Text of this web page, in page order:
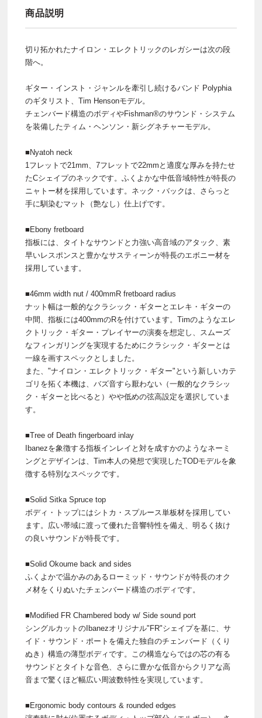
商品説明
切り拓かれたナイロン・エレクトリックのレガシーは次の段
階へ。
ギター・インスト・ジャンルを牽引し続けるバンド Polyphia
のギタリスト、Tim Hensonモデル。
チェンバード構造のボディやFishman®のサウンド・システム
を装備したティム・ヘンソン・新シグネチャーモデル。
■Nyatoh neck
1フレットで21mm、7フレットで22mmと適度な厚みを持たせ
たCシェイプのネックです。ふくよかな中低音域特性が特長の
ニャトー材を採用しています。ネック・バックは、さらっと
手に馴染むマット（艶なし）仕上げです。
■Ebony fretboard
指板には、タイトなサウンドと力強い高音域のアタック、素
早いレスポンスと豊かなサスティーンが特長のエボニー材を
採用しています。
■46mm width nut / 400mmR fretboard radius
ナット幅は一般的なクラシック・ギターとエレキ・ギターの
中間、指板には400mmのRを付けています。Timのようなエレ
クトリック・ギター・プレイヤーの演奏を想定し、スムーズ
なフィンガリングを実現するためにクラシック・ギターとは
一線を画すスペックとしました。
また、"ナイロン・エレクトリック・ギター"という新しいカテ
ゴリを拓く本機は、バズ音すら厭わない（一般的なクラシッ
ク・ギターと比べると）やや低めの弦高設定を選択していま
す。
■Tree of Death fingerboard inlay
Ibanezを象徴する指板インレイと対を成すかのようなネーミ
ングとデザインは、Tim本人の発想で実現したTODモデルを象
徴する特別なスペックです。
■Solid Sitka Spruce top
ボディ・トップにはシトカ・スプルース単板材を採用してい
ます。広い帯域に渡って優れた音響特性を備え、明るく抜け
の良いサウンドが特長です。
■Solid Okoume back and sides
ふくよかで温かみのあるローミッド・サウンドが特長のオク
メ材をくりぬいたチェンバード構造のボディです。
■Modified FR Chambered body w/ Side sound port
シングルカットのIbanezオリジナル"FR"シェイプを基に、サ
イド・サウンド・ポートを備えた独自のチェンバード（くり
ぬき）構造の薄型ボディです。この構造ならではの芯の有る
サウンドとタイトな音色、さらに豊かな低音からクリアな高
音まで驚くほど幅広い周波数特性を実現しています。
■Ergonomic body contours & rounded edges